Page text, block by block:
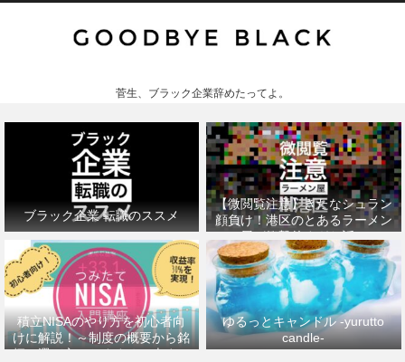
菅生、ブラック企業辞めたってよ。
ブラック企業 転職のススメ
【微閲覧注意】きたなシュラン
顔負け！港区のとあるラーメン
屋が衝撃的すぎた話。
積立NISAのやり方を初心者向
けに解説！～制度の概要から銘
柄の選び方、おすすめの本まで
ゆるっとキャンドル -yurutto
candle-